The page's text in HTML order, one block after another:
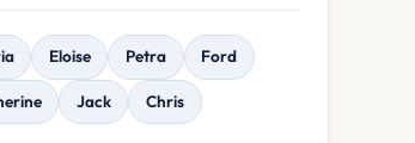
Eloise Petra Ford
Jack Chris